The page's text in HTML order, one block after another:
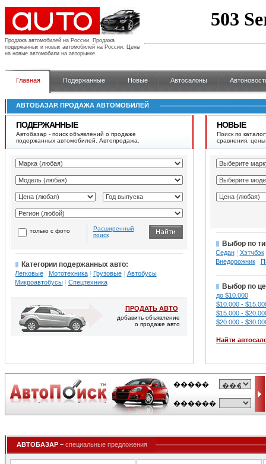
Продажа автомобилей на России. Продажа
подержанных и новых автомобилей на России. Цены
на новые автомобили на авторынке.
Главная Подержанные Новые Автосалоны
АВТОБАЗАР. ПРОДАЖА АВТОМОБИЛЕЙ
ПОДЕРЖАННЫЕ
Автобазар - поиск объявлений о продаже
подержанных автомобилей. Автопродажа.
только с фото
Расширенный
поиск
Категории подержанных авто:
Легковые Мототехника Грузовые
Автобусы
Микроавтобусы
Спецтехника
ПРОДАТЬ АВТО
добавить объявление
о продаже авто
НОВЫЕ
Поиск по
сравнения,
Выбор по
Седан
Хэтчбэк
Внедорожник
Выбор по
до $10.000
$10.000 -
$15.000 -
$20.000 -
Найти
АВТОБАЗАР – специальные предложения